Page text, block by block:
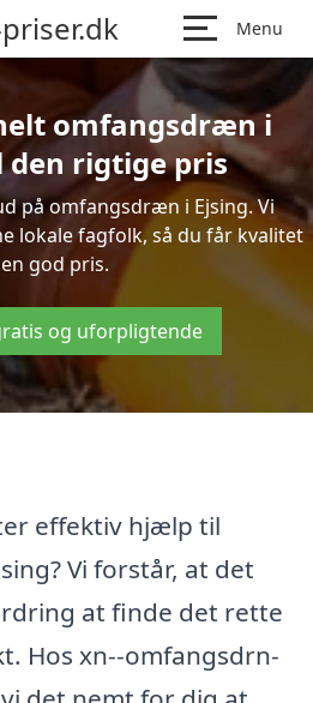
Menu
omfangsdræn i
den rigtige pris
på omfangsdræn i Ejsing. Vi
lokale fagfolk, så du får kvalitet
god pris.
og uforpligtende
effektiv hjælp til
Vi forstår, at det
at finde det rette
Hos xn--omfangsdrn-